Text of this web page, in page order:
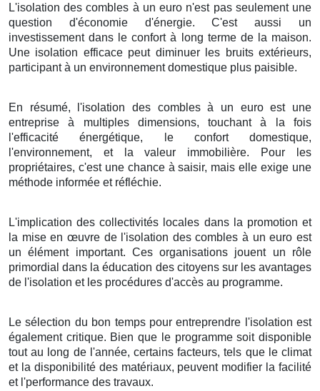
L'isolation des combles à un euro n'est pas seulement une
question d'économie d'énergie. C'est aussi un
investissement dans le confort à long terme de la maison.
Une isolation efficace peut diminuer les bruits extérieurs,
participant à un environnement domestique plus paisible.
En résumé, l'isolation des combles à un euro est une
entreprise à multiples dimensions, touchant à la fois
l'efficacité énergétique, le confort domestique,
l'environnement, et la valeur immobilière. Pour les
propriétaires, c'est une chance à saisir, mais elle exige une
méthode informée et réfléchie.
L'implication des collectivités locales dans la promotion et
la mise en œuvre de l'isolation des combles à un euro est
un élément important. Ces organisations jouent un rôle
primordial dans la éducation des citoyens sur les avantages
de l'isolation et les procédures d'accès au programme.
Le sélection du bon temps pour entreprendre l'isolation est
également critique. Bien que le programme soit disponible
tout au long de l'année, certains facteurs, tels que le climat
et la disponibilité des matériaux, peuvent modifier la facilité
et l'performance des travaux.